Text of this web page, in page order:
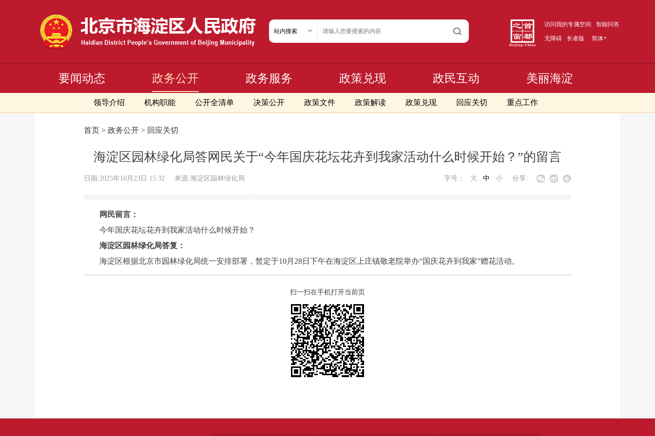
访问我的专属空间 智能问答
无障碍 长者版 简体
要闻动态 政务公开
领导介绍 机构职能 公开全清单 决策公开 政策文件 政策解读 政策兑现 回应关切 重点工作
政务服务 政策兑现 政民互动 美丽海淀
首页 > 政务公开 > 回应关切
海淀区园林绿化局答网民关于“今年国庆花坛花卉到我家活动什么时候开始？”的留言
日期:2025年10月23日 15:32 来源:海淀区园林绿化局 分享:
字号： 大 中 小
网民留言：
今年国庆花坛花卉到我家活动什么时候开始？
海淀区园林绿化局答复：
海淀区根据北京市园林绿化局统一安排部署，暂定于10月28日下午在海淀区上庄镇敬老院举办“国庆花卉到我家”赠花活动。
扫一扫在手机打开当前页